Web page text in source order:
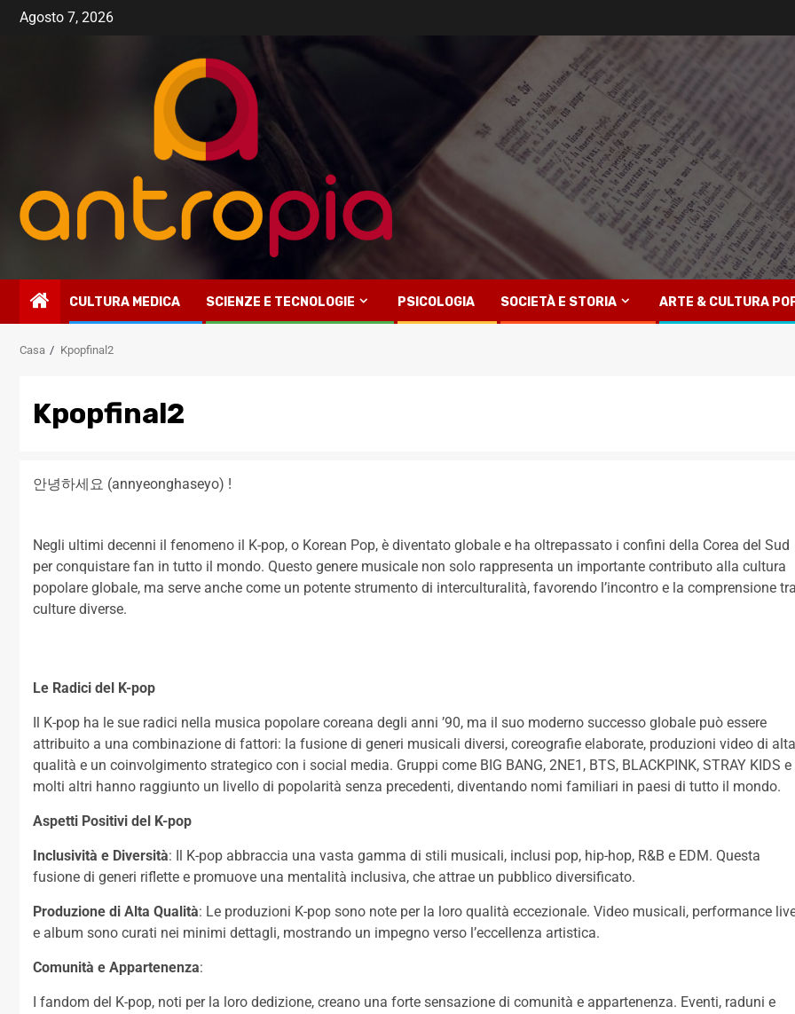
Agosto 7, 2026
CULTURA MEDICA SCIENZE E TECNOLOGIE PSICOLOGIA SOCIETÀ E STORIA ARTE & CULTURA
Casa Kpopfinal2
Kpopfinal2
안녕하세요 (annyeonghaseyo) !
Negli ultimi decenni il fenomeno il K-pop, o Korean Pop, è diventato globale e ha oltrepassato i confini della Corea del Sud
per conquistare fan in tutto il mondo. Questo genere musicale non solo rappresenta un importante contributo alla cultura
popolare globale, ma serve anche come un potente strumento di interculturalità, favorendo l’incontro e la comprensione
culture diverse.
Le Radici del K-pop
Il K-pop ha le sue radici nella musica popolare coreana degli anni ’90, ma il suo moderno successo globale può essere
attribuito a una combinazione di fattori: la fusione di generi musicali diversi, coreografie elaborate, produzioni video di alta
qualità e un coinvolgimento strategico con i social media. Gruppi come BIG BANG, 2NE1, BTS, BLACKPINK, STRAY KIDS e
molti altri hanno raggiunto un livello di popolarità senza precedenti, diventando nomi familiari in paesi di tutto il mondo.
Aspetti Positivi del K-pop
Inclusività e Diversità: Il K-pop abbraccia una vasta gamma di stili musicali, inclusi pop, hip-hop, R&B e EDM. Questa
fusione di generi riflette e promuove una mentalità inclusiva, che attrae un pubblico diversificato.
Produzione di Alta Qualità: Le produzioni K-pop sono note per la loro qualità eccezionale. Video musicali, performance
e album sono curati nei minimi dettagli, mostrando un impegno verso l’eccellenza artistica.
Comunità e Appartenenza:
I fandom del K-pop, noti per la loro dedizione, creano una forte sensazione di comunità e appartenenza. Eventi, raduni e